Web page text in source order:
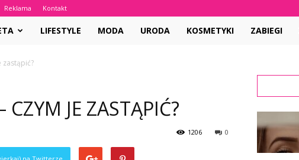
Reklama Kontakt
LIFESTYLE MODA URODA KOSMETYKI ZABIEGI
zastąpić?
JE ZASTĄPIĆ?
0
1206